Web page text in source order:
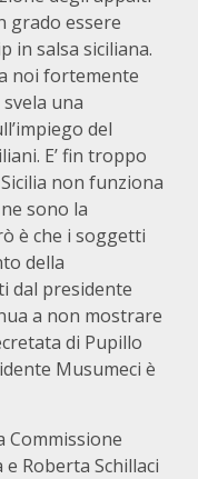
grado essere
in salsa siciliana.
noi fortemente
una
del
E’ fin troppo
non funziona
sono la
è che i soggetti
della
dal presidente
a non mostrare
di Pupillo
Musumeci è
Commissione
Roberta Schillaci